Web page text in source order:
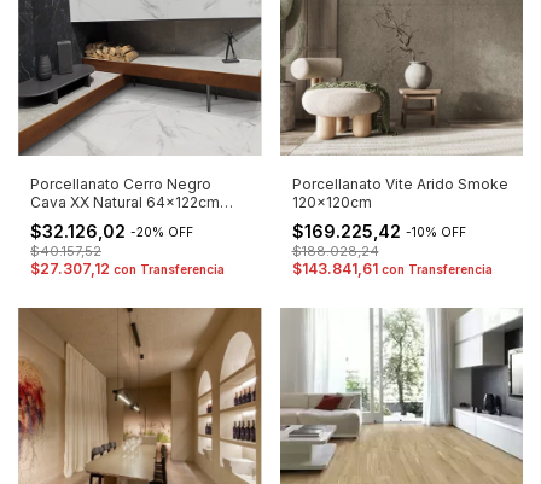
Porcellanato Cerro Negro
Cava XX Natural 64x122cm
2DA
$32.126,02 -20% OFF
$40.157,52
$27.307,12 con Transferencia
Porcellanato Vite Arido Smoke
120x120cm
$169.225,42 -10% OFF
$188.028,24
$143.841,61 con Transferencia